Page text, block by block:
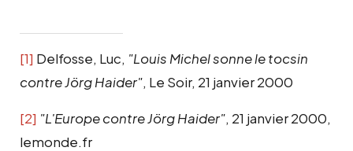
[1] Delfosse, Luc, "Louis Michel sonne le tocsin
contre Jörg Haider", Le Soir, 21 janvier 2000
[2] "L'Europe contre Jörg Haider", 21 janvier 2000,
lemonde.fr